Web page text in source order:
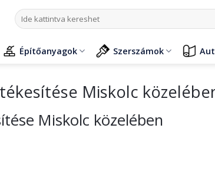
Keresés
a
Építőanyagok Szerszámok
Miskolc
Miskolc közelében